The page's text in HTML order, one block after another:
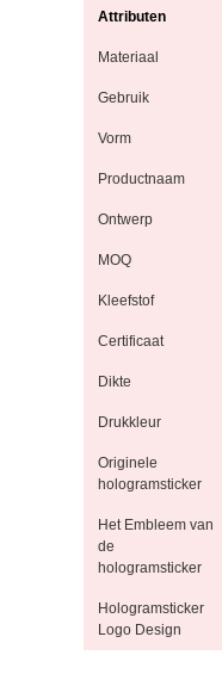
Attributen
Materiaal
Gebruik
Vorm
Productnaam
Ontwerp
MOQ
Kleefstof
Certificaat
Dikte
Drukkleur
Originele
hologramsticker
Het Embleem van
de
hologramsticker
Hologramsticker
Logo Design